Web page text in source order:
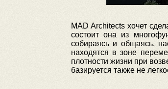
MAD Architects хочет
состоит она из
собираясь и общаясь,
находятся в зоне
плотности жизни при
базируется также не